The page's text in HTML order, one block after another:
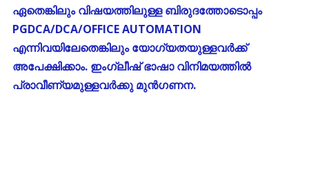
ഏതെങ്കിലും വിഷയത്തിലുള്ള ബിരുദത്തോടൊപ്പം
PGDCA/DCA/OFFICE AUTOMATION
എന്നിവയിലേതെങ്കിലും യോഗ്യതയുള്ളവർക്ക്
അപേക്ഷിക്കാം. ഇംഗ്ലീഷ് ഭാഷാ വിനിമയത്തിൽ
പ്രാവീണ്യമുള്ളവർക്കു മുൻഗണന.